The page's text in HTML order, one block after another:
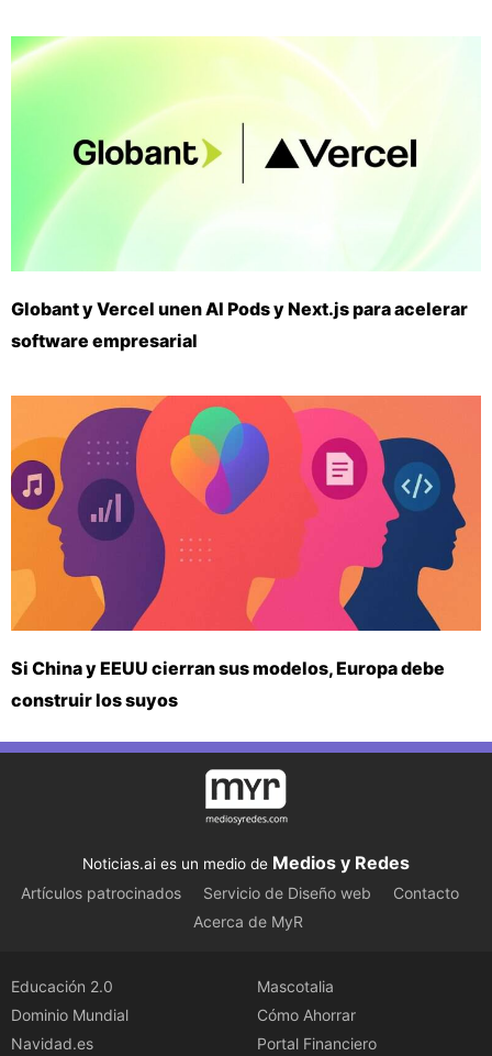
Globant y Vercel unen AI Pods y Next.js para acelerar
software empresarial
Si China y EEUU cierran sus modelos, Europa debe
construir los suyos
Noticias.ai es un medio de Medios y Redes
Artículos patrocinados Servicio de Diseño web
Contacto
Acerca de MyR
Educación 2.0
Dominio Mundial
Navidad.es
Mascotalia
Cómo Ahorrar
Portal Financiero